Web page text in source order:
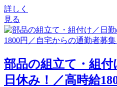
詳しく
見る
部品の組立て・組
日休み！／高時給